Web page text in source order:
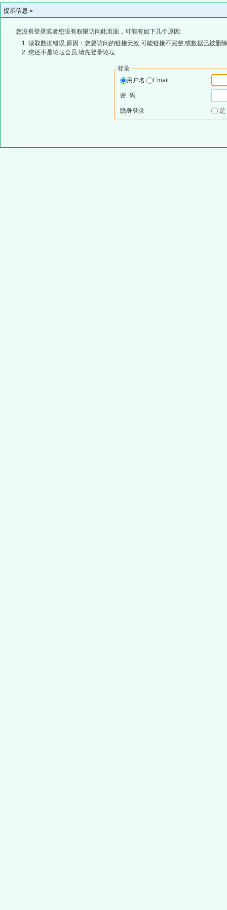
提示信息 »
您没有登录或者您没有权限访问此页面，可能有如下几个原因:
读取数据错误,原因：您要访问的链接无效,可能链接不完整,或数据已被删
您还不是论坛会员,请先登录论坛
登录
用户名
Email
密 码
隐身登录